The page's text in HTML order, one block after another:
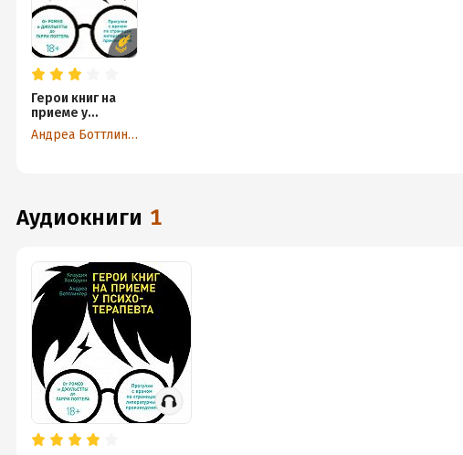
Герои книг на
приеме у
психотерапевта.
Прогулки с
Андреа Боттлингер
аудиокниги 1